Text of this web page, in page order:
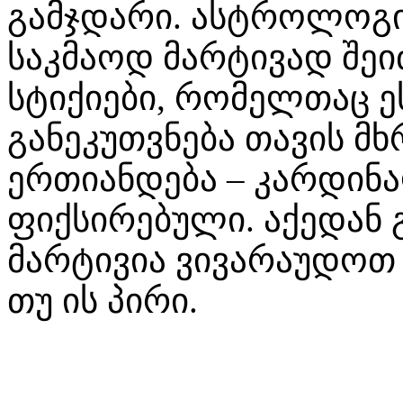
გამჯდარი.
საკმაოდ მარტივად
სტიქიები, რომელთაც
განეკუთვნება თავის
ერთიანდება –
ფიქსირებული. აქედან
მარტივია
თუ ის პირი.